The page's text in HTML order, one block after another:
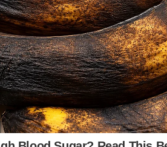
“Chen Wei beraksi cemerlang.
mencipta lebih banyak
gembira dengan cara kami